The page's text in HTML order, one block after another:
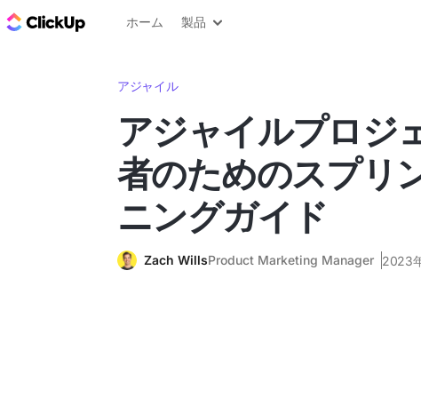
ClickUp ブログ
ホーム 製品
アジャイル
アジャイルプロジ
者のためのスプリ
ニングガイド
Zach WillsProduct Marketing Manager 2023